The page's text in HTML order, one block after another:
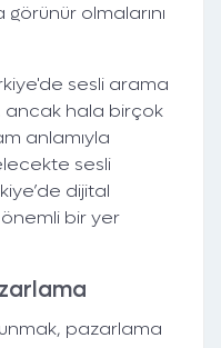
olmalarını
sesli arama
ancak hala birçok
anlamıyla
sesli
dijital
bir yer
pazarlama